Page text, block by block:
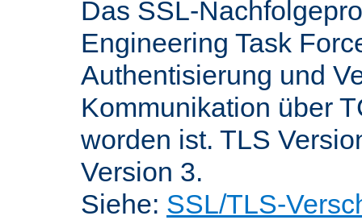
Das SSL-
Engineering Task
Authentisierung und
Kommunikation über
worden ist. TLS
Version 3.
Siehe: SSL/TLS-